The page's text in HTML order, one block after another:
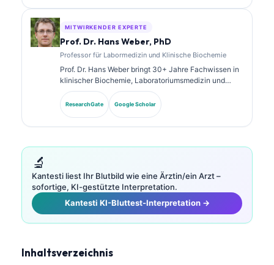
MITWIRKENDER EXPERTE
Prof. Dr. Hans Weber, PhD
Professor für Labormedizin und Klinische Biochemie
Prof. Dr. Hans Weber bringt 30+ Jahre Fachwissen in
klinischer Biochemie, Laboratoriumsmedizin und
Biomarkerforschung mit. Als ehemaliger Präsident der
Deutschen Gesellschaft für Klinische Chemie ist er
auf die Analyse diagnostischer Panels, die
ResearchGate Google Scholar
🔬
Kantesti liest Ihr Blutbild wie eine Ärztin/ein Arzt –
sofortige, KI-gestützte Interpretation.
Kantesti KI-Bluttest-Interpretation →
Inhaltsverzeichnis